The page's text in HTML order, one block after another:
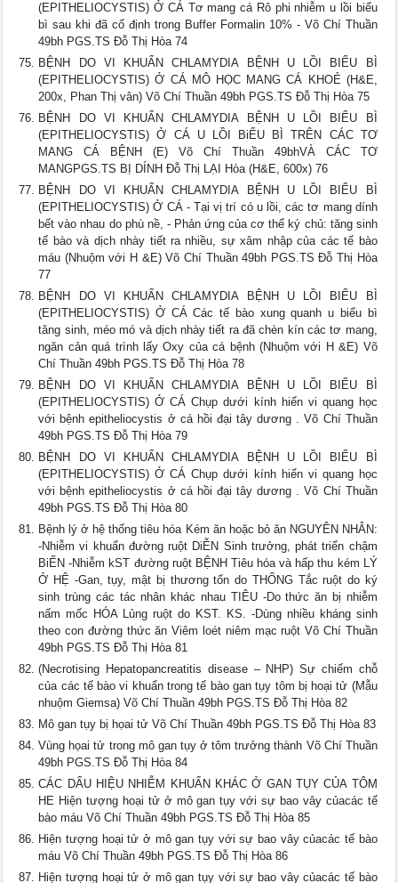
(EPITHELIOCYSTIS) Ở CÁ Tơ mang cá Rô phi nhiễm u lồi biểu
bì sau khi đã cố định trong Buffer Formalin 10% - Võ Chí Thuần
49bh PGS.TS Đỗ Thị Hòa 74
BỆNH DO VI KHUẨN CHLAMYDIA BỆNH U LỒI BIỂU BÌ
(EPITHELIOCYSTIS) Ở CÁ MÔ HỌC MANG CÁ KHOẺ (H&E,
200x, Phan Thị vân) Võ Chí Thuần 49bh PGS.TS Đỗ Thị Hòa 75
BỆNH DO VI KHUẨN CHLAMYDIA BỆNH U LỒI BIỂU BÌ
(EPITHELIOCYSTIS) Ở CÁ U LỒI BiỂU BÌ TRÊN CÁC TƠ
MANG CÁ BỆNH (E) Võ Chí Thuần 49bhVÀ CÁC TƠ
MANGPGS.TS BỊ DÍNH Đỗ Thị LẠI Hòa (H&E, 600x) 76
BỆNH DO VI KHUẨN CHLAMYDIA BỆNH U LỒI BIỂU BÌ
(EPITHELIOCYSTIS) Ở CÁ - Tại vị trí có u lồi, các tơ mang dính
bết vào nhau do phù nề, - Phản ứng của cơ thể ký chủ: tăng sinh
tế bào và dịch nhày tiết ra nhiều, sự xâm nhập của các tế bào
máu (Nhuộm với H &E) Võ Chí Thuần 49bh PGS.TS Đỗ Thị Hòa
77
BỆNH DO VI KHUẨN CHLAMYDIA BỆNH U LỒI BIỂU BÌ
(EPITHELIOCYSTIS) Ở CÁ Các tế bào xung quanh u biểu bì
tăng sinh, méo mó và dịch nhày tiết ra đã chèn kín các tơ mang,
ngăn cản quá trình lấy Oxy của cá bệnh (Nhuộm với H &E) Võ
Chí Thuần 49bh PGS.TS Đỗ Thị Hòa 78
BỆNH DO VI KHUẨN CHLAMYDIA BỆNH U LỒI BIỂU BÌ
(EPITHELIOCYSTIS) Ở CÁ Chụp dưới kính hiển vi quang học
với bệnh epitheliocystis ở cá hồi đại tây dương . Võ Chí Thuần
49bh PGS.TS Đỗ Thị Hòa 79
BỆNH DO VI KHUẨN CHLAMYDIA BỆNH U LỒI BIỂU BÌ
(EPITHELIOCYSTIS) Ở CÁ Chụp dưới kính hiển vi quang học
với bệnh epitheliocystis ở cá hồi đại tây dương . Võ Chí Thuần
49bh PGS.TS Đỗ Thị Hòa 80
Bệnh lý ở hệ thống tiêu hóa Kém ăn hoặc bỏ ăn NGUYÊN NHÂN:
-Nhiễm vi khuẩn đường ruột DiỄN Sinh trưởng, phát triển chậm
BiẾN -Nhiễm kST đường ruột BỆNH Tiêu hóa và hấp thu kém LÝ
Ở HỆ -Gan, tụy, mật bị thương tổn do THỐNG Tắc ruột do ký
sinh trùng các tác nhân khác nhau TIÊU -Do thức ăn bị nhiễm
nấm mốc HÓA Lủng ruột do KST. KS. -Dùng nhiều kháng sinh
theo con đường thức ăn Viêm loét niêm mạc ruột Võ Chí Thuần
49bh PGS.TS Đỗ Thị Hòa 81
(Necrotising Hepatopancreatitis disease – NHP) Sự chiếm chỗ
của các tế bào vi khuẩn trong tế bào gan tụy tôm bị hoại tử (Mẫu
nhuộm Giemsa) Võ Chí Thuần 49bh PGS.TS Đỗ Thị Hòa 82
Mô gan tụy bị họai tử Võ Chí Thuần 49bh PGS.TS Đỗ Thị Hòa 83
Vùng họai tử trong mô gan tụy ở tôm trưởng thành Võ Chí Thuần
49bh PGS.TS Đỗ Thị Hòa 84
CÁC DẤU HIỆU NHIỄM KHUẨN KHÁC Ở GAN TỤY CỦA TÔM
HE Hiện tượng hoại tử ở mô gan tụy với sự bao vây củacác tế
bào máu Võ Chí Thuần 49bh PGS.TS Đỗ Thị Hòa 85
Hiện tượng hoại tử ở mô gan tụy với sự bao vây củacác tế bào
máu Võ Chí Thuần 49bh PGS.TS Đỗ Thị Hòa 86
Hiện tượng hoại tử ở mô gan tụy với sự bao vây củacác tế bào